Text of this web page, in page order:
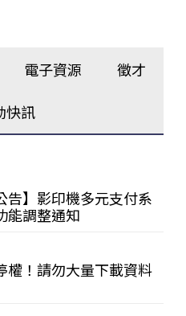
電子資源 徵才
快訊
告】影印機多元支付系
能調整通知
權！請勿大量下載資料